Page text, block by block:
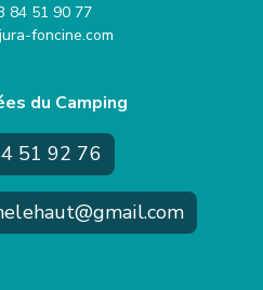
84 51 90 77
foncine.com
du Camping
51 92 76